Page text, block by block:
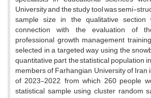
University and the study tool was semi-
sample size in the qualitative
connection with the evaluation of
professional growth management
selected in a targeted way using the
quantitative part, the statistical population
members of Farhangian University of
of 2023-2022, from which 260 people
statistical sample using cluster random